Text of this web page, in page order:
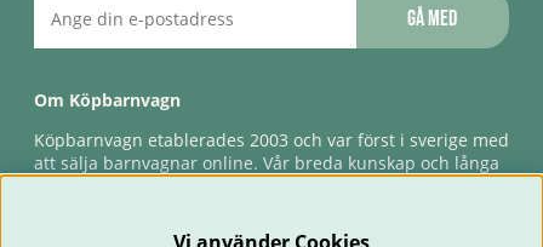
Gå med
Om Köpbarnvagn
Köpbarnvagn etablerades 2003 och var först i sverige med
att sälja barnvagnar online. Vår breda kunskap och långa
förlossningsgaranti & förlängd ångerrätt.